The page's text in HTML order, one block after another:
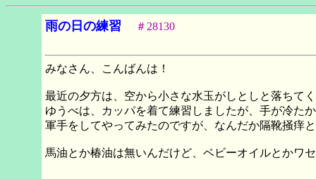
雨の日の練習 ＃28130
みなさん、こんばんは！
最近の夕方は、空から小さな水玉がしとしと落ちて
ゆうべは、カッパを着て練習しましたが、手が冷た
軍手をしてやってみたのですが、なんだか隔靴掻痒
馬油とか椿油は無いんだけど、ベビーオイルとかワ